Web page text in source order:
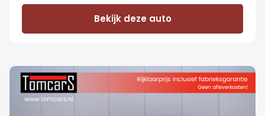
Bekijk deze auto